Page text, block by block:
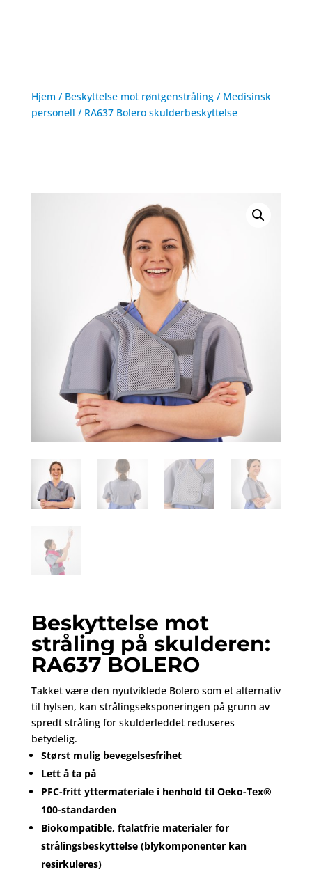
Hjem / Beskyttelse mot røntgenstråling/ Medisinsk
personell / RA637 Bolero skulderbeskyttelse
Beskyttelse mot
stråling på skulderen:
RA637 BOLERO
Takket være den nyutviklede Bolero som et alternativ
til hylsen, kan strålingseksponeringen på grunn av
spredt stråling for skulderleddet reduseres
betydelig.
Størst mulig bevegelsesfrihet
Lett å ta på
PFC-fritt yttermateriale i henhold til Oeko-Tex®
100-standarden
Biokompatible, ftalatfrie materialer for
strålingsbeskyttelse (blykomponenter kan
resirkuleres)